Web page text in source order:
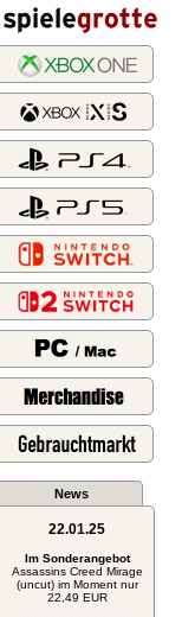
News
22.01.25
Im Sonderangebot
Assassins Creed Mirage
(uncut) im Moment nur
22,49 EUR